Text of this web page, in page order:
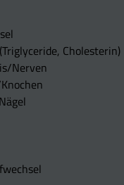
Cholesterin)
Nerven